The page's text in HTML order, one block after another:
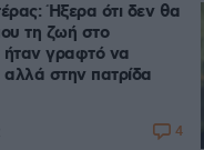
Ήξερα ότι δεν θα
τη ζωή στο
ήταν γραφτό να
αλλά στην πατρίδα
4